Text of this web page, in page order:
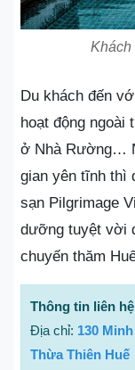
Khách
Du khách đến
hoạt động ngoài
ở Nhà Rường…
gian yên tĩnh thì
sạn Pilgrimage
dưỡng tuyệt vời
chuyến thăm
Thông tin liên hệ
Địa chỉ: 130
Thừa Thiên Huế